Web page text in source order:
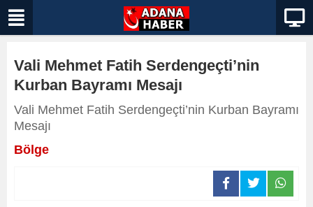
Vali Mehmet Fatih Serdengeçti’nin
Kurban Bayramı Mesajı
Vali Mehmet Fatih Serdengeçti’nin Kurban Bayramı
Mesajı
Bölge